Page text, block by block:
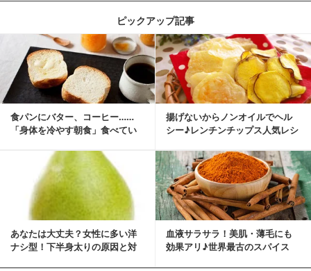
ピックアップ記事
食パンにバター、コーヒー……
「身体を冷やす朝食」食べてい
揚げないからノンオイルでヘル
シー♪レンチンチップス人気レシ
あなたは大丈夫？女性に多い洋
ナシ型！下半身太りの原因と対
血液サラサラ！美肌・薄毛にも
効果アリ♪世界最古のスパイス